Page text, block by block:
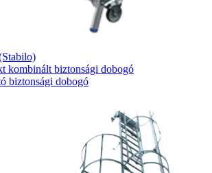
kombinált biztonsági dobogó
biztonsági dobogó